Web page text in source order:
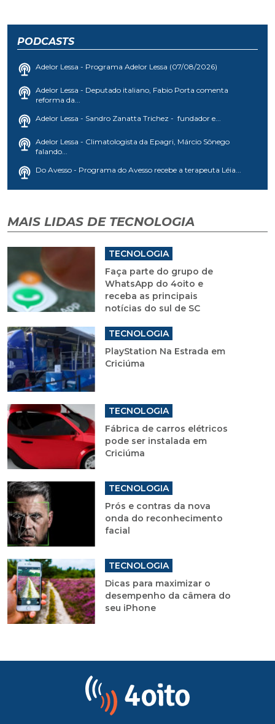
PODCASTS
Adelor Lessa - Programa Adelor Lessa (07/08/2026)
Adelor Lessa - Deputado italiano, Fabio Porta comenta
reforma da...
Adelor Lessa - Sandro Zanatta Trichez - fundador e...
Adelor Lessa - Climatologista da Epagri, Márcio Sônego
falando...
Do Avesso - Programa do Avesso recebe a terapeuta Léia...
MAIS LIDAS DE TECNOLOGIA
TECNOLOGIA
Faça parte do grupo de
WhatsApp do 4oito e
receba as principais
notícias do sul de SC
TECNOLOGIA
PlayStation Na Estrada em
Criciúma
TECNOLOGIA
Fábrica de carros elétricos
pode ser instalada em
Criciúma
TECNOLOGIA
Prós e contras da nova
onda do reconhecimento
facial
TECNOLOGIA
Dicas para maximizar o
desempenho da câmera do
seu iPhone